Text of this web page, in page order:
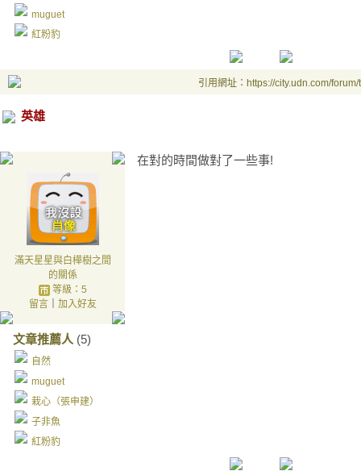
muguet
紅粉豹
引用網址：https://city.udn.com/
英雄
滿天星星與白樺樹之間
的關係
等級：5
留言｜ 加入好友
文章推薦人 (5)
自然
muguet
栽心（張申建）
子非魚
紅粉豹
在對的時間做對了一些事!